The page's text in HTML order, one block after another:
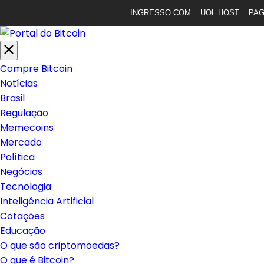
INGRESSO.COM UOL HOST
Compre Bitcoin
Notícias
Brasil
Regulação
Memecoins
Mercado
Política
Negócios
Tecnologia
Inteligência Artificial
Cotações
Educação
O que são criptomoedas?
O que é Bitcoin?